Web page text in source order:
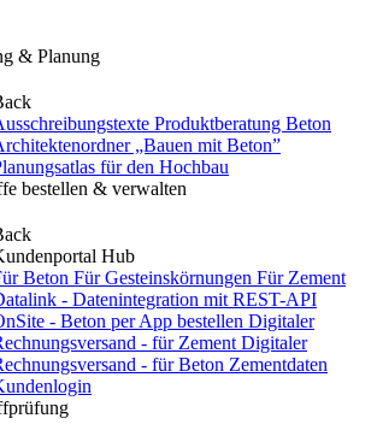
& Planung
Produktberatung Beton
„Bauen mit Beton”
für den Hochbau
bestellen & verwalten
Hub
Beton Für Gesteinskörnungen Für Zement
- Datenintegration mit REST-API
- Beton per App bestellen Digitaler
- für Zement Digitaler
- für Beton Zementdaten